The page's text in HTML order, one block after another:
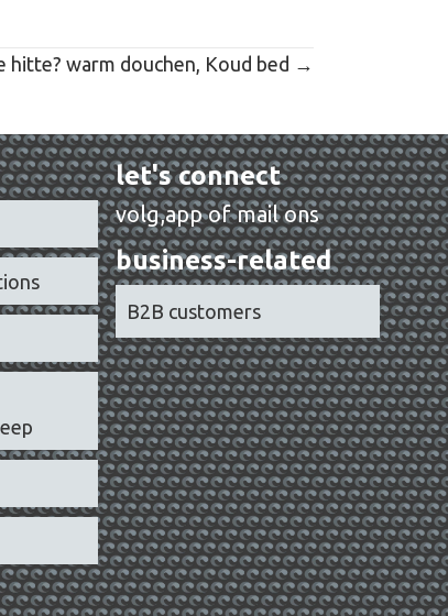
hitte? warm douchen, Koud bed →
let's connect
volg,app of mail ons
business-related
B2B customers